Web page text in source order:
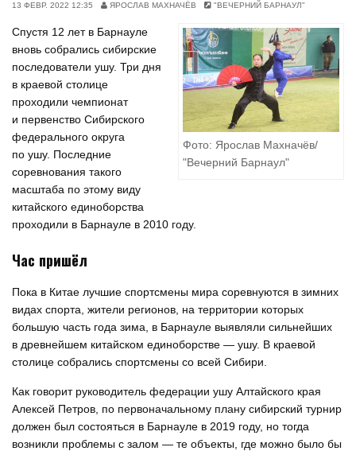
13 ФЕВР. 2022 12:35 ЯРОСЛАВ МАХНАЧЁВ "ВЕЧЕРНИЙ БАРНАУЛ"
Фото: Ярослав Махначёв/
"Вечерний Барнаул"
Спустя 12 лет в Барнауле
вновь собрались сибирские
последователи ушу. Три дня
в краевой столице
проходили чемпионат
и первенство Сибирского
федерального округа
по ушу. Последние
соревнования такого
масштаба по этому виду
китайского единоборства
проходили в Барнауле в 2010 году.
Час пришёл
Пока в Китае лучшие спортсмены мира соревнуются в зимних
видах спорта, жители регионов, на территории которых
большую часть года зима, в Барнауле выявляли сильнейших
в древнейшем китайском единоборстве — ушу. В краевой
столице собрались спортсмены со всей Сибири.
Как говорит руководитель федерации ушу Алтайского края
Алексей Петров, по первоначальному плану сибирский турнир
должен был состояться в Барнауле в 2019 году, но тогда
возникли проблемы с залом — те объекты, где можно было бы